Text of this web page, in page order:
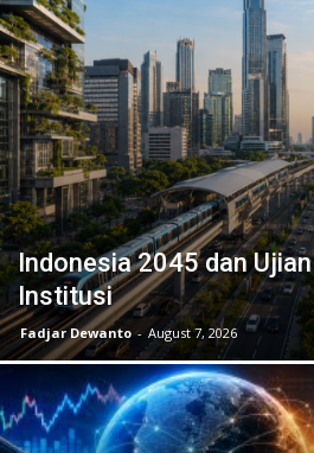
Indonesia 2045 dan
Institusi
Fadjar Dewanto - August 7, 2026